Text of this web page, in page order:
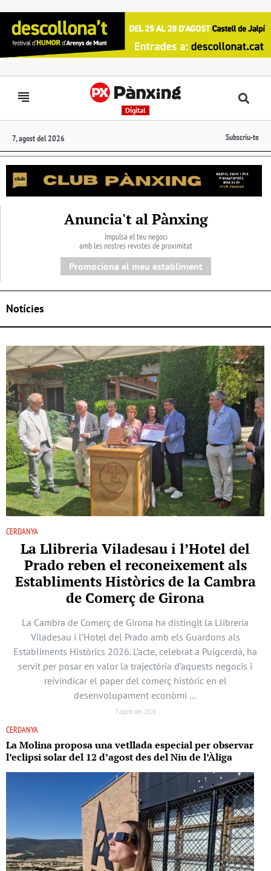
Digital
7, agost del 2026 Subscriu-te
Anuncia't al Pànxing
Impulsa el teu negoci
amb les nostres revistes de proximitat
Promociona el meu establiment
Notícies
CERDANYA
La Llibreria Viladesau i l’Hotel del
Prado reben el reconeixement als
Establiments Històrics de la Cambra
de Comerç de Girona
La Cambra de Comerç de Girona ha distingit la Llibreria
Viladesau i l’Hotel del Prado amb els Guardons als
Establiments Històrics 2026. L’acte, celebrat a Puigcerdà, ha
servit per posar en valor la trajectòria d’aquests negocis i
reivindicar el paper del comerç històric en el
desenvolupament econòmi …
7 agost del 2026
CERDANYA
La Molina proposa una vetllada especial per observar
l’eclipsi solar del 12 d’agost des del Niu de l’Àliga